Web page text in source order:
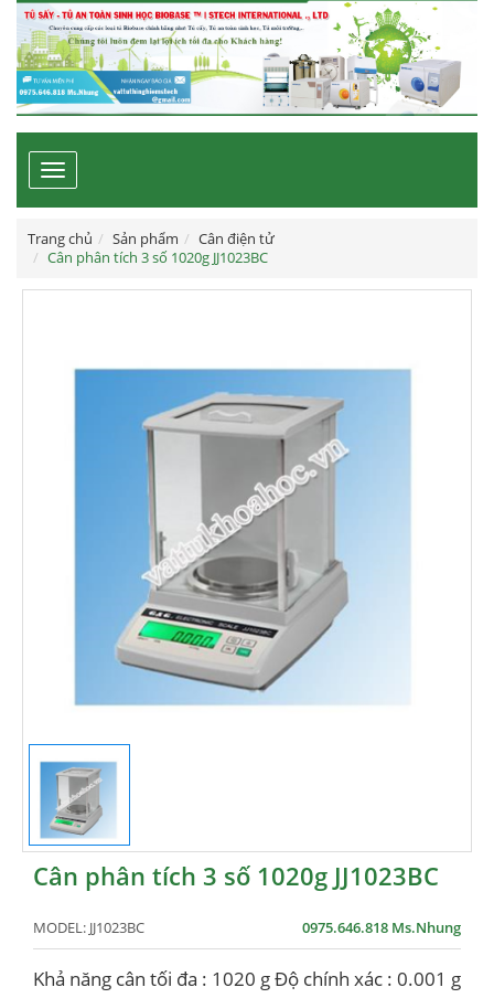
Toggle
navigation
Trang chủ Sản phẩm
Cân điện tử
Cân phân tích 3 số 1020g JJ1023BC
Cân phân tích 3 số 1020g JJ1023BC
MODEL: JJ1023BC 0975.646.818 Ms.Nhung
Khả năng cân tối đa : 1020 g Độ chính xác : 0.001 g